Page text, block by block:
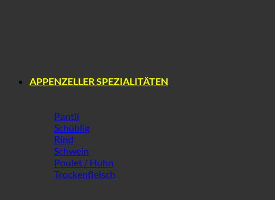
APPENZELLER SPEZIALITÄTEN
Pantli
Schüblig
Rind
Schwein
Poulet / Huhn
Trockenfleisch